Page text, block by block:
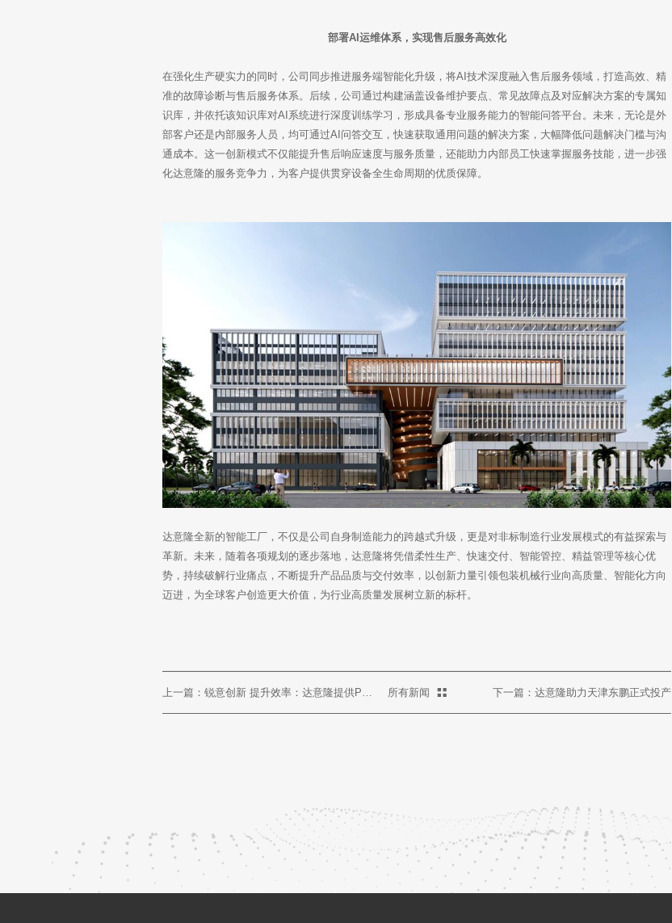
部署AI运维体系，实现售后服务高效化
在强化生产硬实力的同时，公司同步推进服务端智能化升级，将AI技术深度融入售后服务领域，打造高效、精
准的故障诊断与售后服务体系。后续，公司通过构建涵盖设备维护要点、常见故障点及对应解决方案的专属知
识库，并依托该知识库对AI系统进行深度训练学习，形成具备专业服务能力的智能问答平台。未来，无论是外
部客户还是内部服务人员，均可通过AI问答交互，快速获取通用问题的解决方案，大幅降低问题解决门槛与沟
通成本。这一创新模式不仅能提升售后响应速度与服务质量，还能助力内部员工快速掌握服务技能，进一步强
化达意隆的服务竞争力，为客户提供贯穿设备全生命周期的优质保障。
达意隆全新的智能工厂，不仅是公司自身制造能力的跨越式升级，更是对非标制造行业发展模式的有益探索与
革新。未来，随着各项规划的逐步落地，达意隆将凭借柔性生产、快速交付、智能管控、精益管理等核心优
势，持续破解行业痛点，不断提升产品品质与交付效率，以创新力量引领包装机械行业向高质量、智能化方向
迈进，为全球客户创造更大价值，为行业高质量发展树立新的标杆。
上一篇：锐意创新 提升效率：达意隆提供PET整线方案 助力纳爱斯日化品生产 下一篇：达意隆助力天津东鹏正式投产
所有新闻